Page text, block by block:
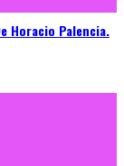
Horacio Palencia.